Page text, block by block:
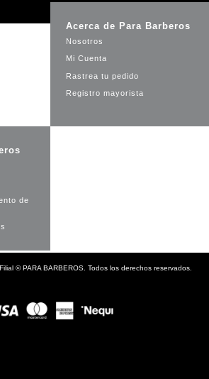
Acerca de Para Barberos
Nosotros
Mi Cuenta
Rastrea tu pedido
Registro mayorista
de
©PARA BARBEROS. Todos los derechos reservados.